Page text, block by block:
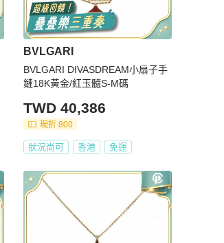
BVLGARI
BVLGARI DIVASDREAM小扇子手
鏈18K黃金/紅玉髓S-M碼
TWD 40,386
現折 800
狀況尚可 香港 免運